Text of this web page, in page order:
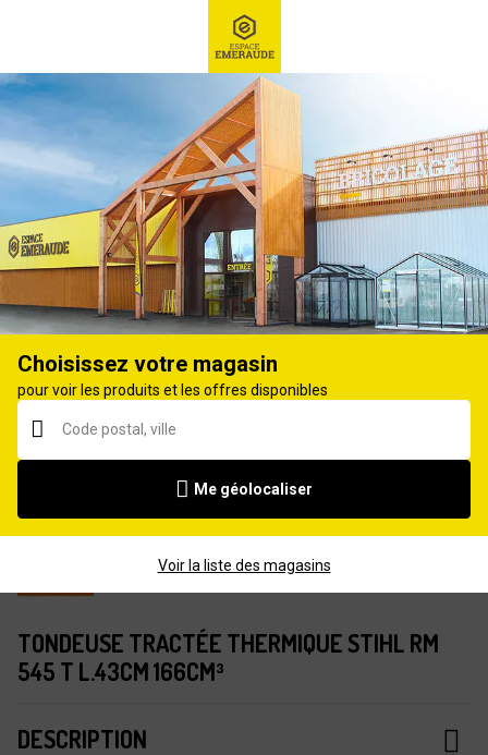
Ex : Robot tondeuse, ...
Tondeuse thermique
TONDEUSE TRACTÉE THERMIQUE STIHL RM
545 T L.43CM 166CM³
DESCRIPTION
Choisissez votre magasin
pour voir les produits et les offres disponibles
Me géolocaliser
Voir la liste des magasins